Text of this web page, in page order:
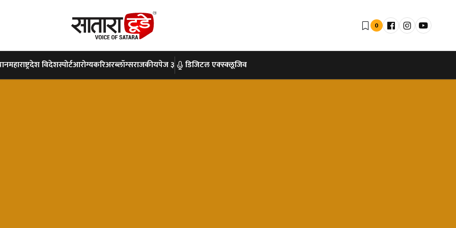
0
महाराष्ट्रदेश विदेशस्पोर्टआरोग्यकरिअरब्लॉग्सराजकीयपेज ३ डिजिटल एक्स्क्लूजिव